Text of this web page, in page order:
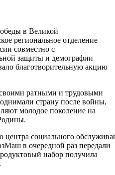
в Великой
региональное отделение
совместно с
защиты и демографии
благотворительную акцию
ратными и трудовыми
страну после войны,
молодое поколение на
центра социального
в очередной раз передали
набор получила